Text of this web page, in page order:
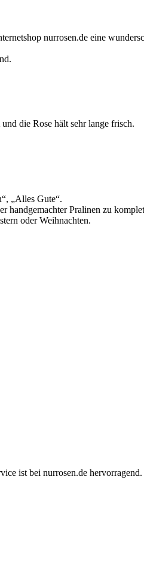
nurrosen.de eine
die Rose hält sehr lange frisch.
„Alles Gute“.
handgemachter Pralinen zu
oder Weihnachten.
ist bei nurrosen.de hervorragend.